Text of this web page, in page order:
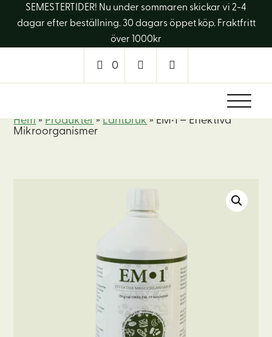
SEMESTERTIDER! Nu under sommaren skickar vi 2-4
dagar efter beställning. 30 dagars öppet köp. Fraktfritt
över 1000kr
0
Hem»Produkter»Lantbruk»EM•1 – Effektiva
Mikroorganismer